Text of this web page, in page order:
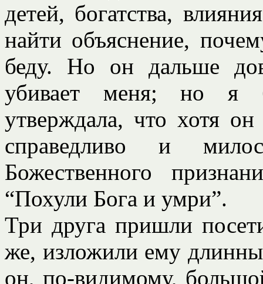
детей, богатства,
найти объяснение,
беду. Но он дальше
убивает меня; но я
утверждала, что хотя
справедливо и
Божественного
“Похули Бога и умри”.
Три друга пришли
же, изложили ему
он, по-видимому,